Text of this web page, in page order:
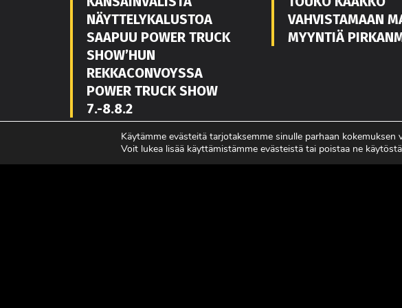
NÄYTTELYKALUSTOA
SAAPUU POWER TRUCK
SHOW’HUN
REKKACONVOYSSA
POWER TRUCK SHOW
7.-8.8.2
LUE LISÄÄ
VAHVISTAMAAN
MYYNTIÄ
LUE LISÄÄ
Käytämme evästeitä tarjotaksemme sinulle parhaan kokemuksen
Voit lukea lisää käyttämistämme evästeistä tai poistaa ne